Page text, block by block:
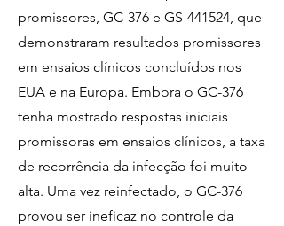
promissores, GC-376 e GS-441524, que
demonstraram resultados promissores
em ensaios clínicos concluídos nos
EUA e na Europa. Embora o GC-376
tenha mostrado respostas iniciais
promissoras em ensaios clínicos, a taxa
de recorrência da infecção foi muito
alta. Uma vez reinfectado, o GC-376
provou ser ineficaz no controle da